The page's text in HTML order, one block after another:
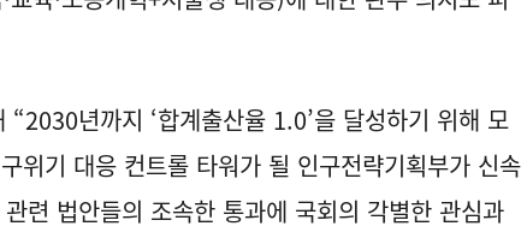
년까지 ‘합계출산율 1.0’을 달성하기 위해 모
위기 대응 컨트롤 타워가 될 인구전략기획부가 신속
련 법안들의 조속한 통과에 국회의 각별한 관심과